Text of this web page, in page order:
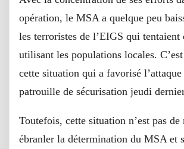
opération, le MSA a quelque peu
les terroristes de l’EIGS qui tentaient
utilisant les populations locales.
cette situation qui a favorisé l’attaque
patrouille de sécurisation jeudi
Toutefois, cette situation n’est pas de
ébranler la détermination du MSA et